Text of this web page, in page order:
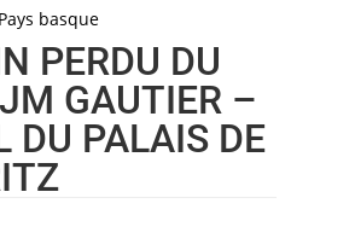
basque
PERDU DU
GAUTIER –
DU PALAIS DE